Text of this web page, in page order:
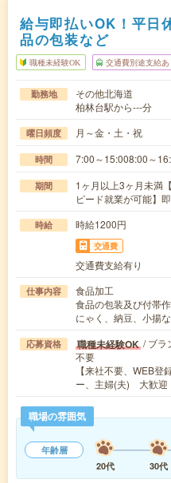
給与即払いOK！平日
品の包装など
職種未経験OK 交通費別途支給あ
勤務地
その他北海道
柏林台駅から---分
曜日頻度 月～金・土・祝
時間 7:00～15:008:00～
期間
1ヶ月以上3ヶ月未満
ピード就業が可能】
時給 時給1200円
交通費
交通費支給有り
仕事内容
食品加工
食品の包装及び付帯
にゃく、納豆、小揚
応募資格 職種未経験OK / ブラ
不要
【来社不要、WEB
ー、主婦(夫) 大歓迎
職場の雰囲気
年齢層
20代
30代